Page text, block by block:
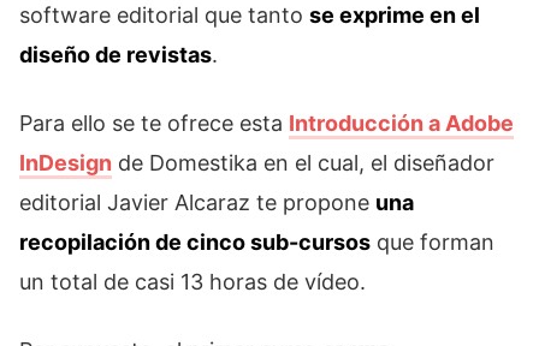
software editorial que tanto se exprime en el
diseño de revistas.
Para ello se te ofrece esta Introducción a Adobe
InDesign de Domestika en el cual, el diseñador
editorial Javier Alcaraz te propone una
recopilación de cinco sub-cursos que forman
un total de casi 13 horas de vídeo.